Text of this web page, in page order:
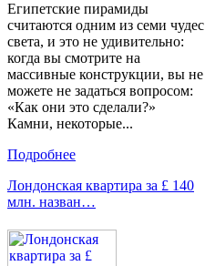
Египетские пирамиды
считаются одним из семи чудес
света, и это не удивительно:
когда вы смотрите на
массивные конструкции, вы не
можете не задаться вопросом:
«Как они это сделали?»
Камни, некоторые...
Подробнее
Лондонская квартира за £ 140
млн. назван…